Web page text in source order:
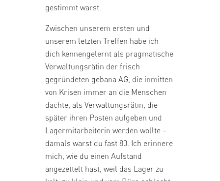
gestimmt warst.
Zwischen unserem ersten und
unserem letzten Treffen habe ich
dich kennengelernt als pragmatische
Verwaltungsrätin der frisch
gegründeten gebana AG, die inmitten
von Krisen immer an die Menschen
dachte, als Verwaltungsrätin, die
später ihren Posten aufgeben und
Lagermitarbeiterin werden wollte –
damals warst du fast 80. Ich erinnere
mich, wie du einen Aufstand
angezettelt hast, weil das Lager zu